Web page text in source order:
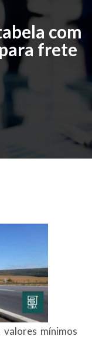
com
frete
mínimos